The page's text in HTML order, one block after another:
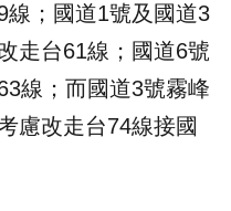
；國道1號及國道3
走台61線；國道6號
線；而國道3號霧峰
慮改走台74線接國